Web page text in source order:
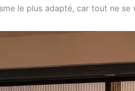
le plus adapté, car tout ne se